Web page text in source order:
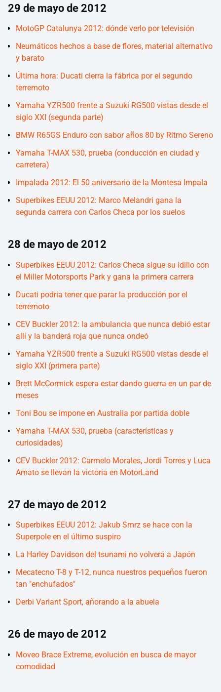
29 de mayo de 2012
MotoGP Catalunya 2012: dónde verlo por televisión
Neumáticos hechos a base de flores, material alternativo
y barato
Última hora: Ducati cierra la fábrica por el segundo
terremoto
Yamaha YZR500 frente a Suzuki RG500 vistas desde el
siglo XXI (segunda parte)
BMW R65GS Enduro con sabor años 80 by Ritmo Sereno
Yamaha T-MAX 530, prueba (conducción en ciudad y
carretera)
Impalada 2012: El 50 aniversario de la Montesa Impala
Superbikes EEUU 2012: Marco Melandri gana la
segunda carrera con Carlos Checa por los suelos
28 de mayo de 2012
Superbikes EEUU 2012: Carlos Checa sigue su idilio con
el Miller Motorsports Park y gana la primera carrera
Ducati podria tener que parar la producción por el
terremoto
CEV Buckler 2012: la ambulancia que nunca debió estar
allí y la banderá roja que nunca ondeó
Yamaha YZR500 frente a Suzuki RG500 vistas desde el
siglo XXI (primera parte)
Brett McCormick espera estar dando guerra en un par de
meses
Toni Bou se impone en Australia por partida doble
Yamaha T-MAX 530, prueba (características y
curiosidades)
CEV Buckler 2012: Carmelo Morales, Jordi Torres y Luca
Amato se llevan la victoria en MotorLand
27 de mayo de 2012
Superbikes EEUU 2012: Jakub Smrz se hace con la
Superpole en el último suspiro
La Harley Davidson del tsunami no volverá a Japón
Mecatecno T-8 y T-12, nunca nuestros pequeños fueron
tan "enchufados"
Derbi Variant Sport, añorando a la abuela
26 de mayo de 2012
Moveo Brace Extreme, evolución en busca de mayor
comodidad